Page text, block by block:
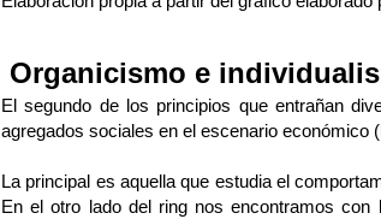
Organicismo e
El segundo de los principios que entrañan
agregados sociales en el escenario económico
La principal es aquella que estudia el
En el otro lado del ring nos encontramos